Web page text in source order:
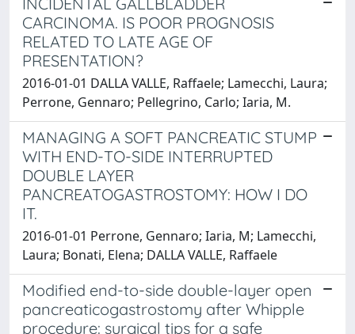
CARCINOMA. IS POOR PROGNOSIS
RELATED TO LATE AGE OF
PRESENTATION?
2016-01-01 DALLA VALLE, Raffaele; Lamecchi, Laura;
Perrone, Gennaro; Pellegrino, Carlo; Iaria, M.
MANAGING A SOFT PANCREATIC STUMP
WITH END-TO-SIDE INTERRUPTED
DOUBLE LAYER
PANCREATOGASTROSTOMY: HOW I DO
IT.
2016-01-01 Perrone, Gennaro; Iaria, M; Lamecchi,
Laura; Bonati, Elena; DALLA VALLE, Raffaele
Modified end-to-side double-layer open
pancreaticogastrostomy after Whipple
procedure: surgical tips for a safe